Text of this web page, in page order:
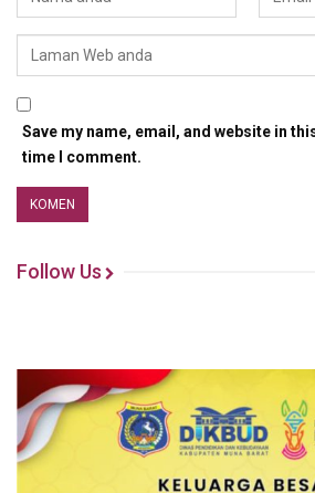
Save my name, email, and website in
time I comment.
Follow Us